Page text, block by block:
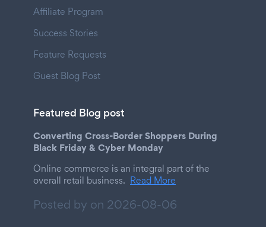
Affiliate Program
Success Stories
Feature Requests
Guest Blog Post
Featured Blog post
Converting Cross-Border Shoppers During
Black Friday & Cyber Monday
Online commerce is an integral part of the
overall retail business. Read More
Posted by on 2026-08-06